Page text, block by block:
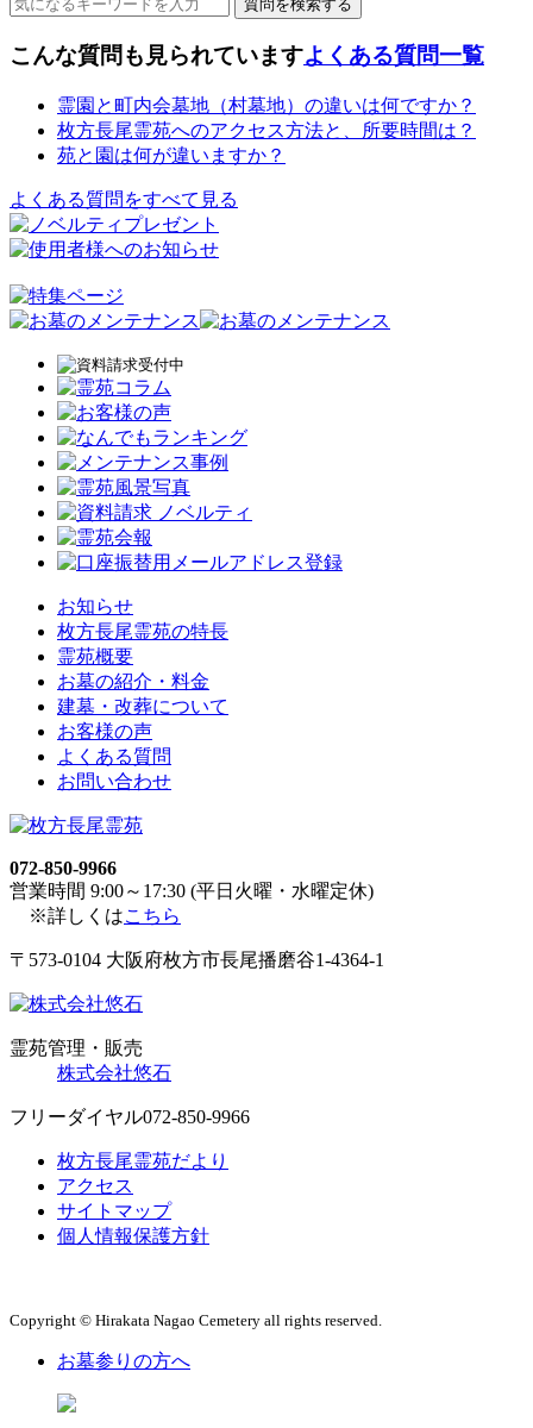
こんな質問も見られていますよくある質問一覧
霊園と町内会墓地（村墓地）の違いは何ですか？
枚方長尾霊苑へのアクセス方法と、所要時間は？
苑と園は何が違いますか？
よくある質問をすべて見る
お知らせ
枚方長尾霊苑の特長
霊苑概要
お墓の紹介・料金
建墓・改葬について
お客様の声
よくある質問
お問い合わせ
072-850-9966
営業時間 9:00～17:30 (平日火曜・水曜定休)
※詳しくはこちら
〒573-0104 大阪府枚方市長尾播磨谷1-4364-1
霊苑管理・販売
株式会社悠石
フリーダイヤル072-850-9966
枚方長尾霊苑だより
アクセス
サイトマップ
個人情報保護方針
Copyright © Hirakata Nagao Cemetery all rights reserved.
お墓参りの方へ